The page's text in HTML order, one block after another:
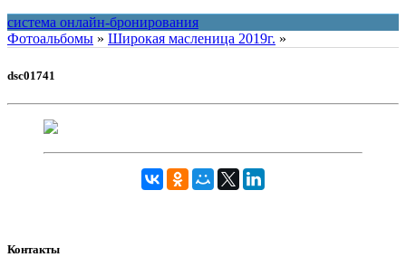
система онлайн-бронирования
Фотоальбомы » Широкая масленица 2019г. »
dsc01741
Контакты